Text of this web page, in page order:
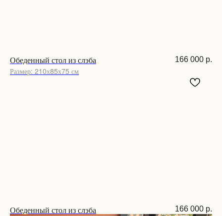
Обеденный стол из слэба
Размер: 210х85х75 см
166 000 р.
Обеденный стол из слэба 166 000 р.